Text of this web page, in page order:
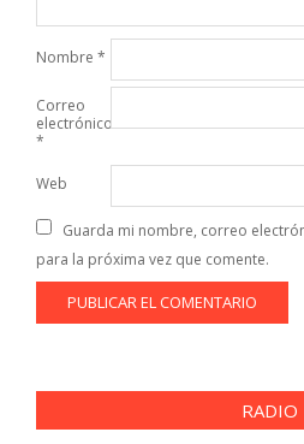
Nombre *
Correo
electrónico
*
Web
Guarda mi nombre, correo
para la próxima vez que comente.
RADIO